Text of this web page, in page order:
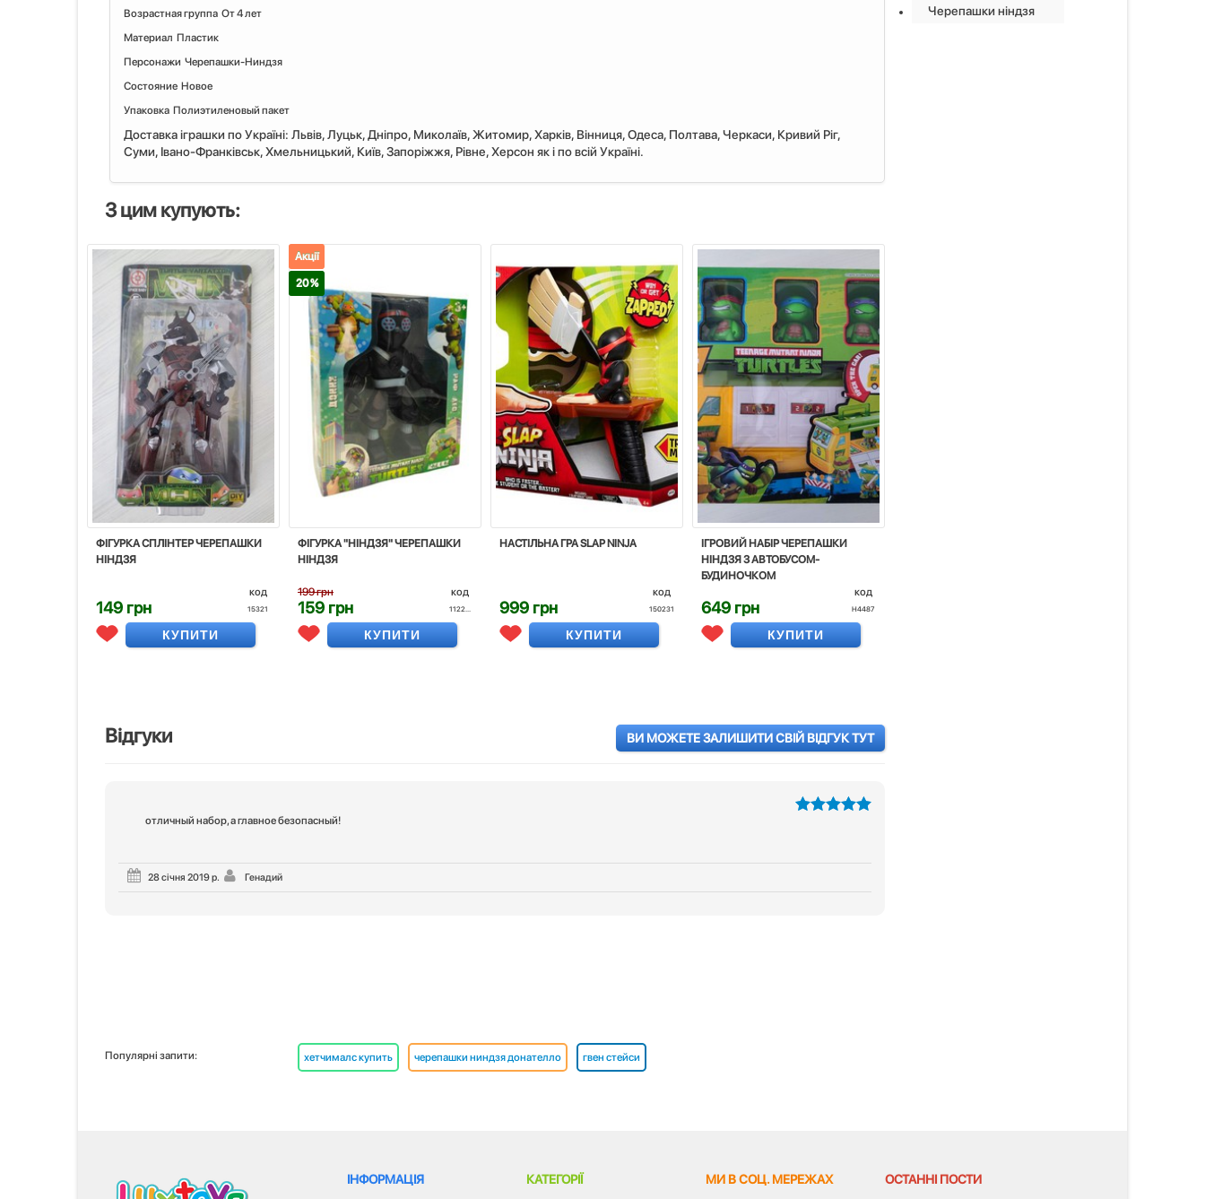
Возрастная группа От 4 лет
Материал Пластик
Персонажи Черепашки-Ниндзя
Состояние Hовое
Упаковка Полиэтиленовый пакет
Доставка іграшки по Україні: Львiв, Луцьк, Дніпро, Миколаїв, Житомир, Харків, Вінниця, Одеса, Полтава, Черкаси, Кривий Ріг,
Суми, Івано-Франківськ, Хмельницький, Київ, Запоріжжя, Рівне, Херсон як і по всій Україні.
З цим купують:
ФІГУРКА СПЛІНТЕР ЧЕРЕПАШКИ
НІНДЗЯ
149 грн
код
15321
КУПИТИ
ФІГУРКА "НІНДЗЯ" ЧЕРЕПАШКИ
НІНДЗЯ
Акції
20 %
199 грн
159 грн
код
1122...
КУПИТИ
НАСТІЛЬНА ГРА SLAP NINJA
999 грн
код
150231
КУПИТИ
ІГРОВИЙ НАБІР ЧЕРЕПАШКИ
НІНДЗЯ З АВТОБУСОМ-
БУДИНОЧКОМ
649 грн
код
H4487
КУПИТИ
Відгуки ВИ МОЖЕТЕ ЗАЛИШИТИ СВІЙ ВІДГУК ТУТ
отличный набор, а главное безопасный!
28 січня 2019 р. Генадий
Черепашки ніндзя
Популярні запити: хетчималс купить черепашки ниндзя донателло гвен стейси
ІНФОРМАЦІЯ КАТЕГОРІЇ МИ В СОЦ. МЕРЕЖАХ ОСТАННІ ПОСТИ